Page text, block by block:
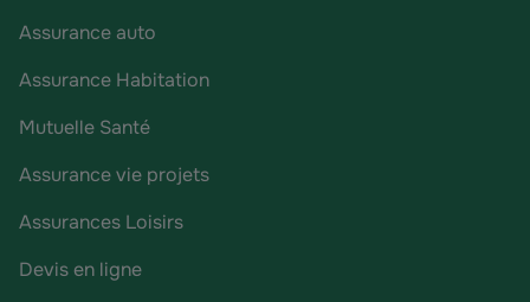
Assurance auto
Assurance Habitation
Mutuelle Santé
Assurance vie projets
Assurances Loisirs
Devis en ligne